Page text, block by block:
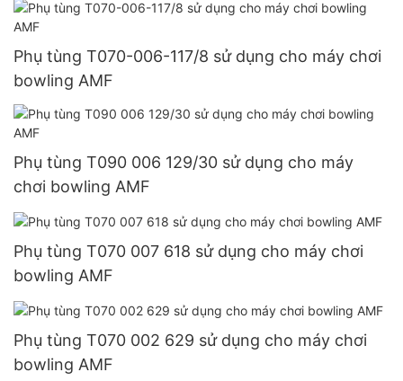
Phụ tùng T070-006-117/8 sử dụng cho máy chơi
bowling AMF
Phụ tùng T090 006 129/30 sử dụng cho máy
chơi bowling AMF
Phụ tùng T070 007 618 sử dụng cho máy chơi
bowling AMF
Phụ tùng T070 002 629 sử dụng cho máy chơi
bowling AMF